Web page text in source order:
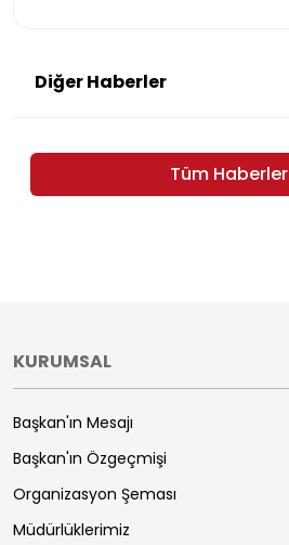
Diğer Haberler
Tüm Haberler
KURUMSAL
Başkan'ın Mesajı
Başkan'ın Özgeçmişi
Organizasyon Şeması
Müdürlüklerimiz